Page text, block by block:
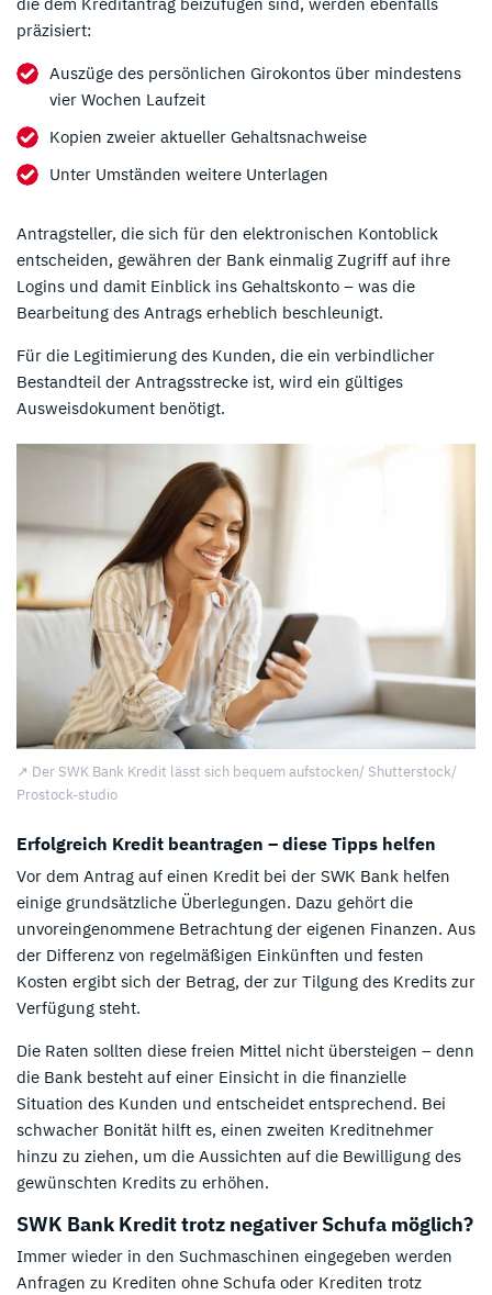
präzisiert:
Auszüge des persönlichen Girokontos über mindestens
vier Wochen Laufzeit
Kopien zweier aktueller Gehaltsnachweise
Unter Umständen weitere Unterlagen
Antragsteller, die sich für den elektronischen Kontoblick
entscheiden, gewähren der Bank einmalig Zugriff auf ihre
Logins und damit Einblick ins Gehaltskonto – was die
Bearbeitung des Antrags erheblich beschleunigt.
Für die Legitimierung des Kunden, die ein verbindlicher
Bestandteil der Antragsstrecke ist, wird ein gültiges
Ausweisdokument benötigt.
↗️ Der SWK Bank Kredit lässt sich bequem aufstocken/ Shutterstock/
Prostock-studio
Erfolgreich Kredit beantragen – diese Tipps helfen
Vor dem Antrag auf einen Kredit bei der SWK Bank helfen
einige grundsätzliche Überlegungen. Dazu gehört die
unvoreingenommene Betrachtung der eigenen Finanzen. Aus
der Differenz von regelmäßigen Einkünften und festen
Kosten ergibt sich der Betrag, der zur Tilgung des Kredits zur
Verfügung steht.
Die Raten sollten diese freien Mittel nicht übersteigen – denn
die Bank besteht auf einer Einsicht in die finanzielle
Situation des Kunden und entscheidet entsprechend. Bei
schwacher Bonität hilft es, einen zweiten Kreditnehmer
hinzu zu ziehen, um die Aussichten auf die Bewilligung des
gewünschten Kredits zu erhöhen.
SWK Bank Kredit trotz negativer Schufa möglich?
Immer wieder in den Suchmaschinen eingegeben werden
Anfragen zu Krediten ohne Schufa oder Krediten trotz